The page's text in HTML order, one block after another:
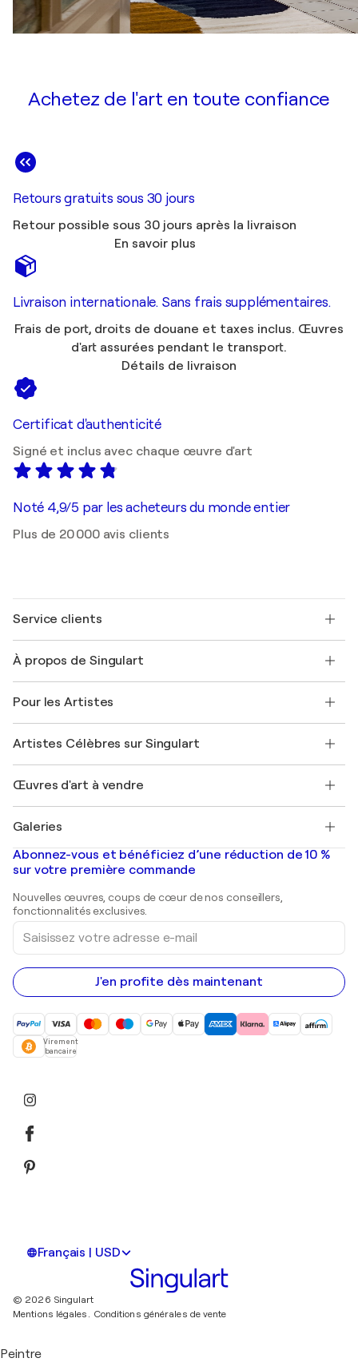
Achetez de l'art en toute confiance
Retours gratuits sous 30 jours
Retour possible sous 30 jours après la livraison
En savoir plus
Livraison internationale. Sans frais supplémentaires.
Frais de port, droits de douane et taxes inclus. Œuvres
d'art assurées pendant le transport.
Détails de livraison
Certificat d'authenticité
Signé et inclus avec chaque œuvre d'art
Noté 4,9/5 par les acheteurs du monde entier
Plus de 20 000 avis clients
Service clients
Expédition
Offrir une carte cadeau
Rejoignez notre programme commercial
Mon compte
+33 1 76 44 06 42
À propos de Singulart
FAQ
Magazine Singulart
Emplois
Découvrez une sélection d'art original
Pour les Artistes
Se connecter en tant qu'Artiste
Artistes Célèbres sur Singulart
Marc Chagall
Banksy
Mr. Brainwash
Shepard Fairey
Œuvres d'art à vendre
Tableaux abstraits à vendre
Peintures de paysage
Estampes
Peintures acryliques
Galeries
Galeries d'art en France
Galeries d'art en Belgique
Abonnez-vous et bénéficiez d’une réduction de 10 %
sur votre première commande
Nouvelles œuvres, coups de cœur de nos conseillers,
fonctionnalités exclusives.
Saisissez
votre
adresse
e-
mail
J'en profite dès maintenant
Virement
bancaire
Français | USD
© 2026 Singulart
Mentions légales.
Conditions générales de vente
Peintre